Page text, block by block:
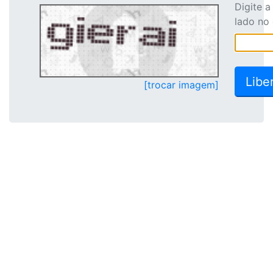
[trocar imagem]
Digite
lado no